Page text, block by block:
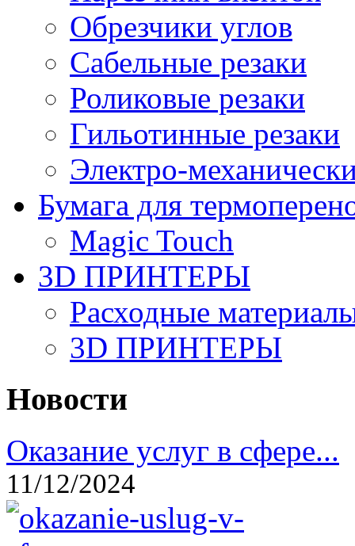
Обрезчики углов
Сабельные резаки
Роликовые резаки
Гильотинные резаки
Электро-
Бумага для
Magic Touch
3D ПРИНТЕРЫ
Расходные
3D ПРИНТЕРЫ
Новости
Оказание услуг в сфере...
11/12/2024